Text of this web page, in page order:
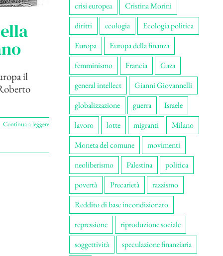
il
Continua a leggere
crisi europea
Cristina Morini
diritti
ecologia
Ecologia politica
Europa
Europa della finanza
femminismo
Francia
Gaza
general intellect
Gianni Giovannelli
globalizzazione
guerra
Israele
lavoro
lotte migranti
Milano
Moneta del comune
movimenti
neoliberismo
Palestina
politica
povertà
Precarietà
razzismo
Reddito di base incondizionato
repressione
riproduzione sociale
soggettività
speculazione finanziaria